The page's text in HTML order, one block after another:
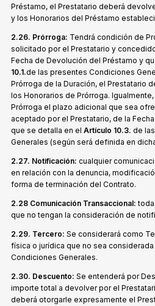
Préstamo, el Prestatario deberá
y los Honorarios del Préstamo
2.26. Prórroga: Tendrá condición de
solicitado por el Prestatario y
Fecha de Devolución del Préstamo y
10.1.de las presentes Condiciones
Prórroga de la Duración, el Prestatario
los Honorarios de Prórroga.
Prórroga el plazo adicional que sea
aceptado por el Prestatario, de la
que se detalla en el Artículo 10.3. de
Generales (según será definida en
2.27. Notificación: cualquier
en relación con la denuncia,
forma de terminación del Contrato.
2.28 Comunicación Transaccional:
que no tengan la consideración de
2.29. Tercero: Se considerará como
física o jurídica que no sea
Condiciones Generales.
2.30. Descuento: Se entenderá por
importe total a devolver por el
deberá otorgarle expresamente el